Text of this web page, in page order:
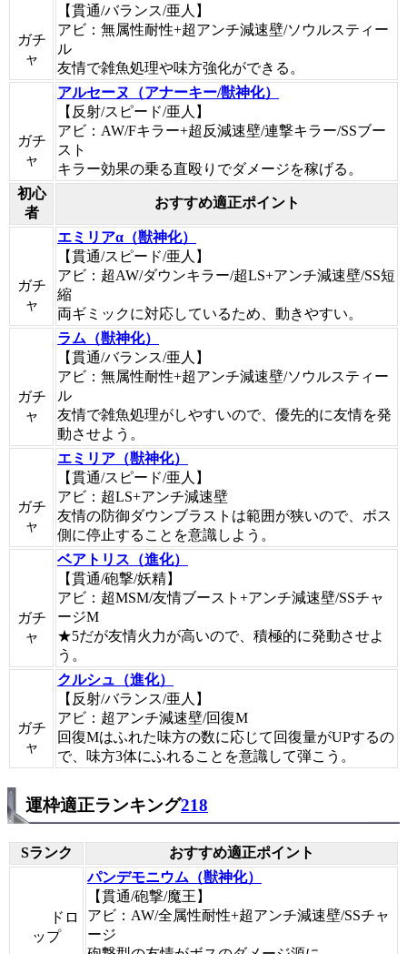
ガチ
ャ
【貫通/バランス/亜人】
アビ：無属性耐性+超アンチ減速壁/ソウルスティー
ル
友情で雑魚処理や味方強化ができる。
ガチ
ャ
アルセーヌ（アナーキー/獣神化）
【反射/スピード/亜人】
アビ：AW/Fキラー+超反減速壁/連撃キラー/SSブー
スト
キラー効果の乗る直殴りでダメージを稼げる。
初心
者
おすすめ適正ポイント
ガチ
ャ
エミリアα（獣神化）
【貫通/スピード/亜人】
アビ：超AW/ダウンキラー/超LS+アンチ減速壁/SS短
縮
両ギミックに対応しているため、動きやすい。
ガチ
ャ
ラム（獣神化）
【貫通/バランス/亜人】
アビ：無属性耐性+超アンチ減速壁/ソウルスティー
ル
友情で雑魚処理がしやすいので、優先的に友情を発
動させよう。
ガチ
ャ
エミリア（獣神化）
【貫通/スピード/亜人】
アビ：超LS+アンチ減速壁
友情の防御ダウンブラストは範囲が狭いので、ボス
側に停止することを意識しよう。
ガチ
ャ
ベアトリス（進化）
【貫通/砲撃/妖精】
アビ：超MSM/友情ブースト+アンチ減速壁/SSチャ
ージM
★5だが友情火力が高いので、積極的に発動させよ
う。
ガチ
ャ
クルシュ（進化）
【反射/バランス/亜人】
アビ：超アンチ減速壁/回復M
回復Mはふれた味方の数に応じて回復量がUPするの
で、味方3体にふれることを意識して弾こう。
運枠適正ランキング218
Sランク おすすめ適正ポイント
ドロ
ップ
パンデモニウム（獣神化）
【貫通/砲撃/魔王】
アビ：AW/全属性耐性+超アンチ減速壁/SSチャ
ージ